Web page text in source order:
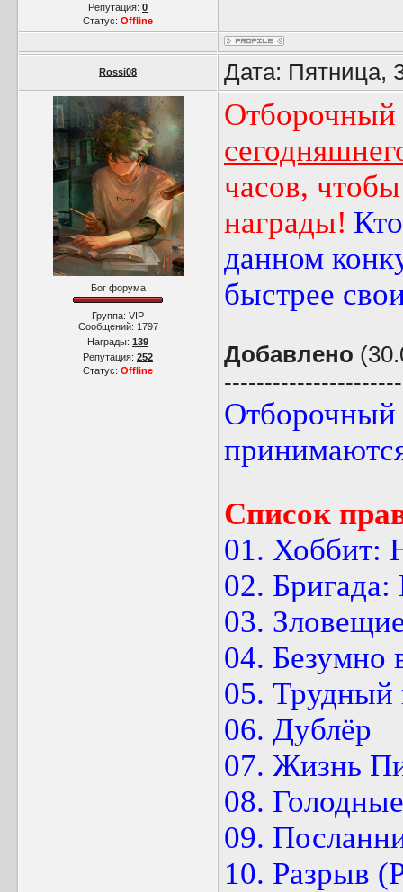
Репутация: 0
Статус: Offline
Rossi08 Дата: Пятница,
Бог форума
Группа: VIP
Сообщений: 1797
Награды: 139
Репутация: 252
Статус: Offline
Отборочный
часов,
награды!
данном
быстрее
Добавлено
Отборочный
Список
01. Хоббит:
02. Бригада:
03.
04. Безумно
05. Трудный
06. Дублёр
07. Жизнь
08.
09.
10. Разрыв